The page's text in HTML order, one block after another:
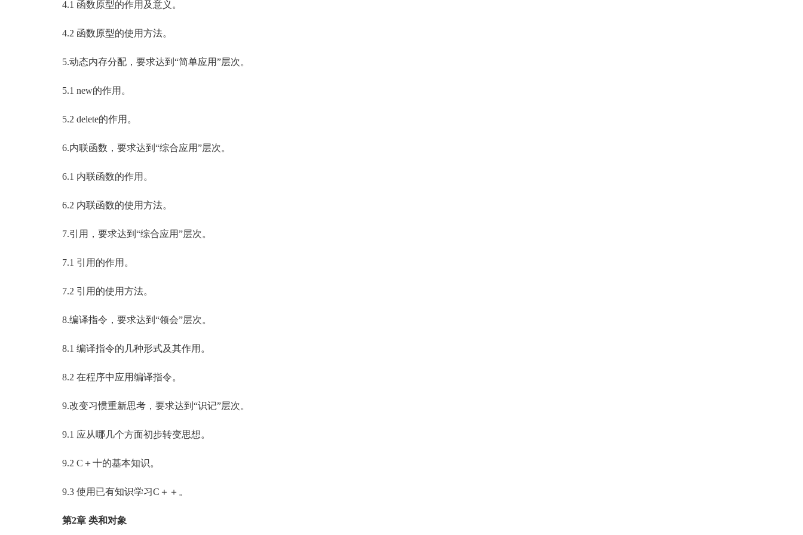
4.1 函数原型的作用及意义。
4.2 函数原型的使用方法。
5.动态内存分配，要求达到“简单应用”层次。
5.1 new的作用。
5.2 delete的作用。
6.内联函数，要求达到“综合应用”层次。
6.1 内联函数的作用。
6.2 内联函数的使用方法。
7.引用，要求达到“综合应用”层次。
7.1 引用的作用。
7.2 引用的使用方法。
8.编译指令，要求达到“领会”层次。
8.1 编译指令的几种形式及其作用。
8.2 在程序中应用编译指令。
9.改变习惯重新思考，要求达到“识记”层次。
9.1 应从哪几个方面初步转变思想。
9.2 C＋十的基本知识。
9.3 使用已有知识学习C＋＋。
第2章 类和对象